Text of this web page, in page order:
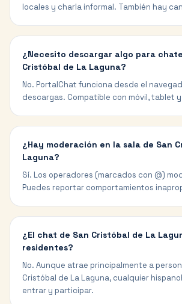
locales y charla informal. También hay
¿Necesito descargar algo para
Cristóbal de La Laguna?
No. PortalChat funciona desde el
descargas. Compatible con móvil, tablet
¿Hay moderación en la sala de San
Laguna?
Sí. Los operadores (marcados con @)
Puedes reportar comportamientos
¿El chat de San Cristóbal de La
residentes?
No. Aunque atrae principalmente a
Cristóbal de La Laguna, cualquier
entrar y participar.